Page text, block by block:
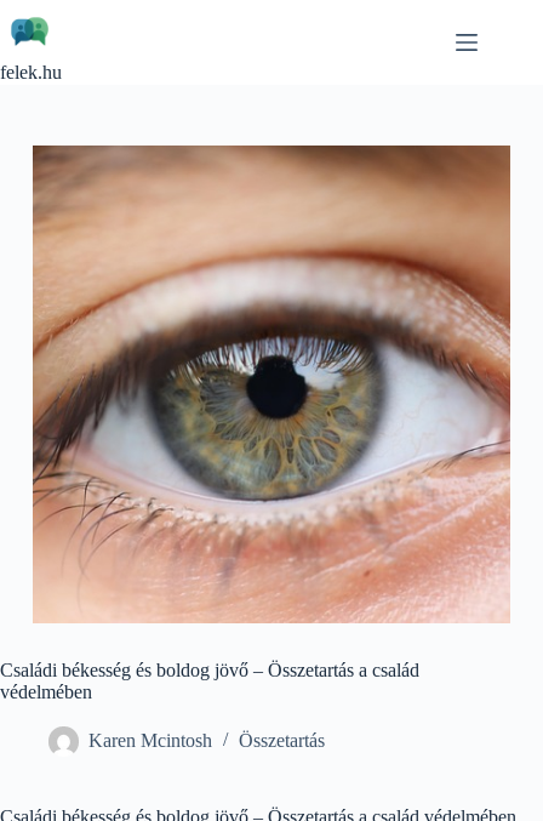
to
content
felek.hu
Családi békesség és boldog jövő – Összetartás a család
védelmében
Karen Mcintosh Összetartás